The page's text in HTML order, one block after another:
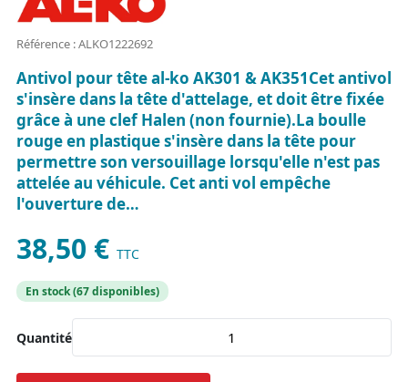
Référence : ALKO1222692
Antivol pour tête al-ko AK301 & AK351Cet antivol
s'insère dans la tête d'attelage, et doit être fixée
grâce à une clef Halen (non fournie).La boulle
rouge en plastique s'insère dans la tête pour
permettre son versouillage lorsqu'elle n'est pas
attelée au véhicule. Cet anti vol empêche
l'ouverture de…
38,50 € TTC
En stock (67 disponibles)
Quantité